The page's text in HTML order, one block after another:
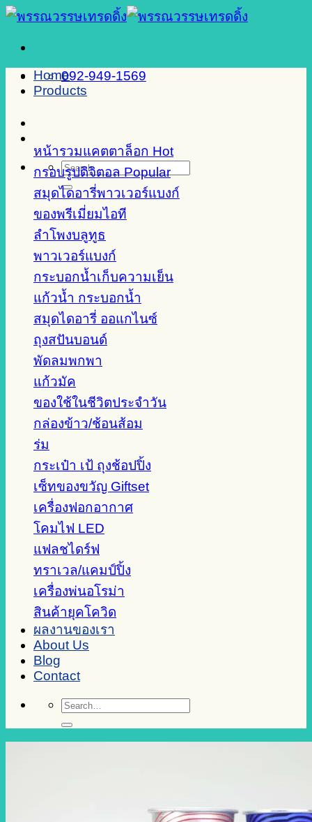
Skip
content
092-949-1569
Search
for:
Home
Products
หน้ารวมแคตตาล็อก
กรอบรูปดิจิตอล
สมุดไดอารี่พาวเวอร์แบงก์
ของพรีเมี่ยมไอที
ลำโพงบลูทูธ
พาวเวอร์แบงก์
กระบอกน้ำเก็บความเย็น
แก้วน้ำ กระบอกน้ำ
สมุดไดอารี่ ออแกไนซ์
ถุงสปันบอนด์
พัดลมพกพา
แก้วมัค
ของใช้ในชีวิตประจำวัน
กล่องข้าว/ช้อนส้อม
ร่ม
กระเป๋า เป้ ถุงช้อปปิ้ง
เซ็ทของขวัญ Giftset
เครื่องฟอกอากาศ
โคมไฟ LED
แฟลชไดร์ฟ
ทราเวล/แคมป์ปิ้ง
เครื่องพ่นอโรม่า
สินค้ายุคโควิด
ผลงานของเรา
About Us
Blog
Contact
Search